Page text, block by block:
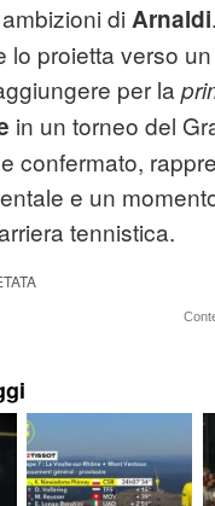
di Arnaldi
lo proietta verso
per la
in un torneo del
confermato,
e un
tennistica.